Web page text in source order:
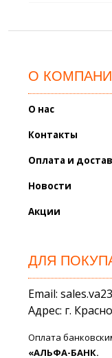
О
О нас
Контакты
Оплата и
Новости
Акции
ДЛЯ
Email:
Адрес: г.
Оплата
«АЛЬФА-БАНК.